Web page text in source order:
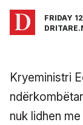
FRIDAY
Kryeministri
nuk lidhen